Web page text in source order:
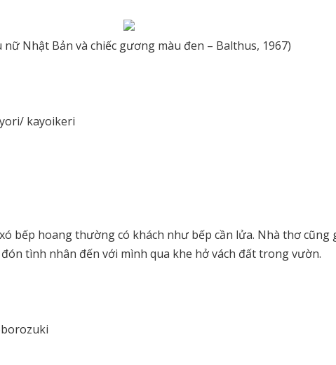
nữ Nhật Bản và chiếc gương màu đen – Balthus, 1967)
kayoikeri
bếp hoang thường có khách như bếp cần lửa. Nhà thơ
tình nhân đến với mình qua khe hở vách đất trong vườn.